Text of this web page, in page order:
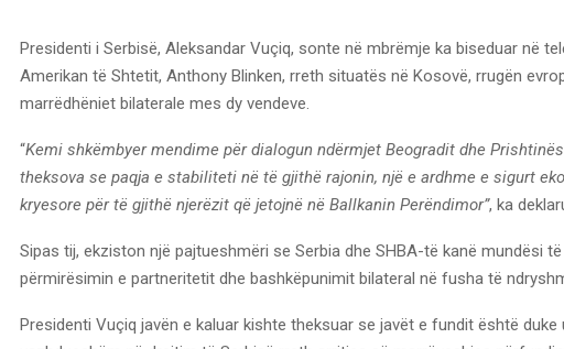
Presidenti i Serbisë, Aleksandar Vuçiq, sonte në mbrëmje ka biseduar në
Amerikan të Shtetit, Anthony Blinken, rreth situatës në Kosovë, rrugën
marrëdhëniet bilaterale mes dy vendeve.
“Kemi shkëmbyer mendime për dialogun ndërmjet Beogradit dhe
theksova se paqja e stabiliteti në të gjithë rajonin, një e ardhme e sigurt
kryesore për të gjithë njerëzit që jetojnë në Ballkanin Perëndimor”, ka
Sipas tij, ekziston një pajtueshmëri se Serbia dhe SHBA-të kanë mundësi
përmirësimin e partneritetit dhe bashkëpunimit bilateral në fusha të
Presidenti Vuçiq javën e kaluar kishte theksuar se javët e fundit është duke